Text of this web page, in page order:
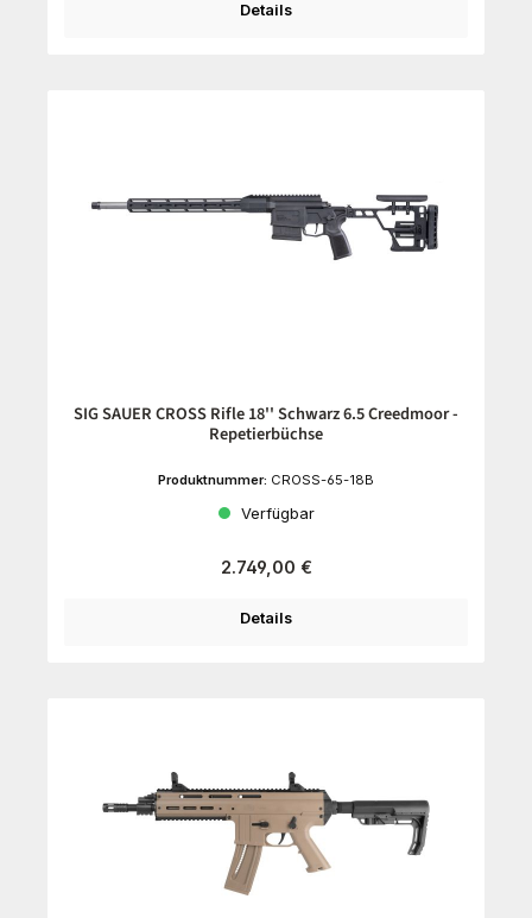
Details
SIG SAUER CROSS Rifle 18'' Schwarz 6.5 Creedmoor -
Repetierbüchse
Produktnummer: CROSS-65-18B
Verfügbar
Regulärer Preis:
2.749,00 €
Details